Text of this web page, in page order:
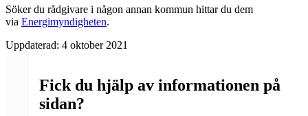
Söker du rådgivare i någon annan kommun hittar du dem
via Energimyndigheten.
Uppdaterad: 4 oktober 2021
Fick du hjälp av informationen på
sidan?